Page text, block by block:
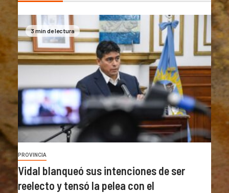
3 min de lectura
PROVINCIA
Vidal blanqueó sus intenciones de ser
reelecto y tensó la pelea con el